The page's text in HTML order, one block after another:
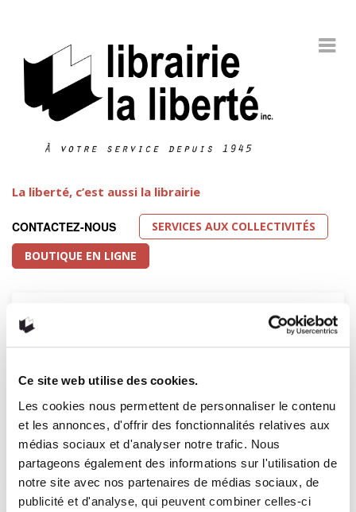
Ce site web utilise des cookies.
Les cookies nous permettent de personnaliser le contenu
et les annonces, d'offrir des fonctionnalités relatives aux
médias sociaux et d'analyser notre trafic. Nous
partageons également des informations sur l'utilisation de
notre site avec nos partenaires de médias sociaux, de
publicité et d'analyse, qui peuvent combiner celles-ci
La liberté, c’est aussi la librairie
CONTACTEZ-NOUS
SERVICES AUX COLLECTIVITÉS
BOUTIQUE EN LIGNE